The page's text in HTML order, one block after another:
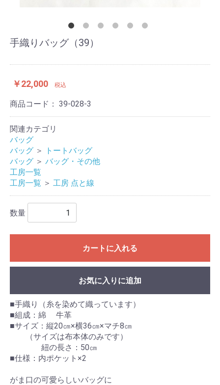
手織りバッグ（39）
￥22,000 税込
商品コード： 39-028-3
関連カテゴリ
バッグ
バッグ ＞
トートバッグ
バッグ ＞ バッグ・その他
工房一覧
工房一覧 ＞ 工房 点と線
数量
カートに入れる
お気に入りに追加
■手織り（糸を染めて織っています）
■組成：綿 牛革
■サイズ：縦20㎝×横36㎝×マチ8㎝
（サイズは布本体のみです）
紐の長さ：50㎝
■仕様：内ポケット×2
がま口の可愛らしいバッグに